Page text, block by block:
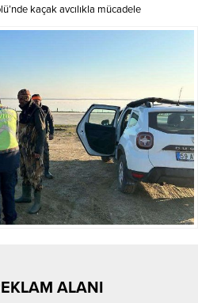
kaçak avcılıkla mücadele
ALANI